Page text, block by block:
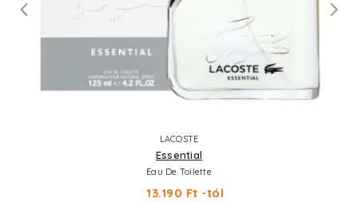
LACOSTE
Essential
Eau De Toilette
13.190 Ft -tól